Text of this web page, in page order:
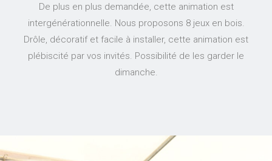
De plus en plus demandée, cette animation est
intergénérationnelle. Nous proposons 8 jeux en bois.
Drôle, décoratif et facile à installer, cette animation est
plébiscité par vos invités. Possibilité de les garder le
dimanche.